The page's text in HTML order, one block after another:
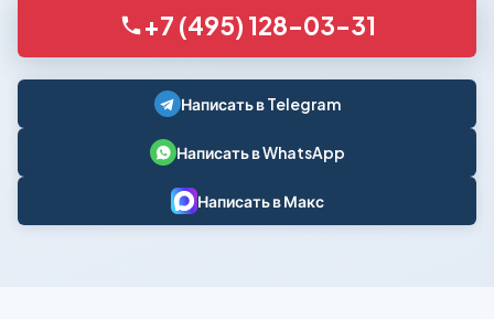
+7 (495) 128-03-31
Написать в Telegram
Написать в WhatsApp
Написать в Макс